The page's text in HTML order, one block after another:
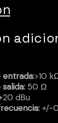
entrada:>10
50 Ω
dBu
+/-